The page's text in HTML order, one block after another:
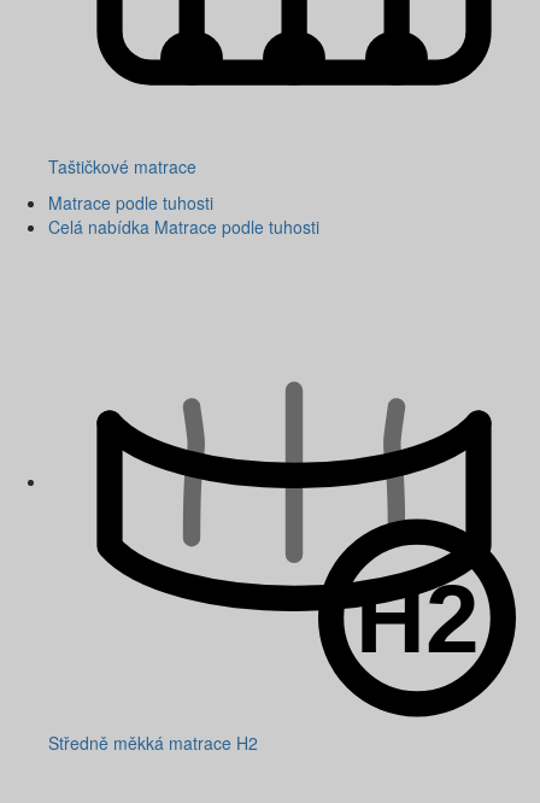
Taštičkové matrace
Matrace podle tuhosti
Celá nabídka Matrace podle tuhosti
Středně měkká matrace H2